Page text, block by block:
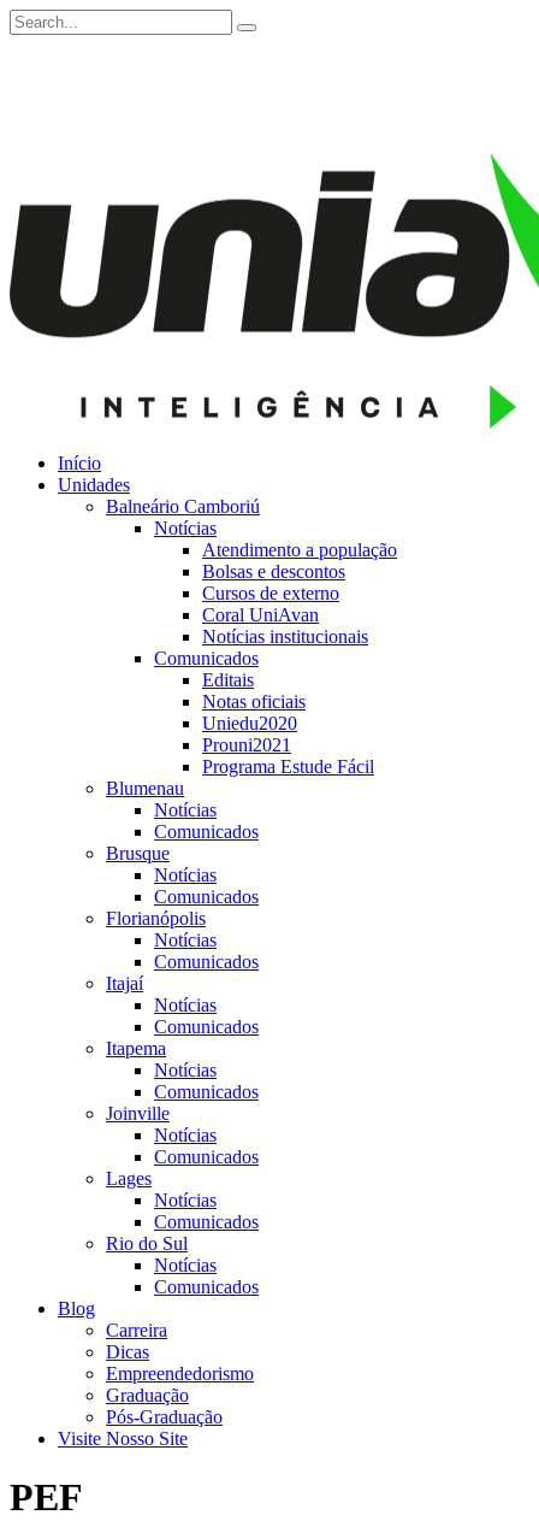
Início
Unidades
Balneário Camboriú
Notícias
Atendimento a população
Bolsas e descontos
Cursos de externo
Coral UniAvan
Notícias institucionais
Comunicados
Editais
Notas oficiais
Uniedu2020
Prouni2021
Programa Estude Fácil
Blumenau
Notícias
Comunicados
Brusque
Notícias
Comunicados
Florianópolis
Notícias
Comunicados
Itajaí
Notícias
Comunicados
Itapema
Notícias
Comunicados
Joinville
Notícias
Comunicados
Lages
Notícias
Comunicados
Rio do Sul
Notícias
Comunicados
Blog
Carreira
Dicas
Empreendedorismo
Graduação
Pós-Graduação
Visite Nosso Site
PEF